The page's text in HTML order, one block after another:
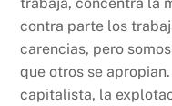
contra parte los
carencias, pero
que otros se
capitalista, la